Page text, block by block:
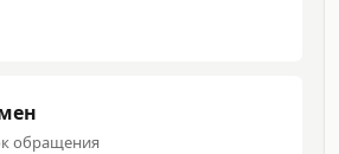
обращения